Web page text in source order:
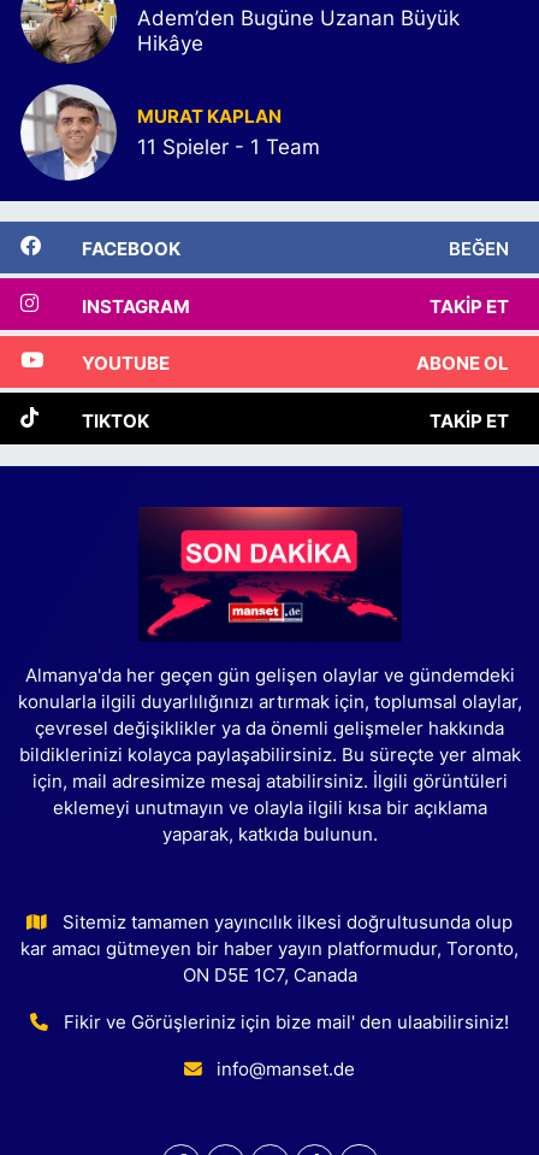
Adem’den Bugüne Uzanan Büyük
Hikâye
MURAT KAPLAN
11 Spieler - 1 Team
FACEBOOK BEĞEN
INSTAGRAM TAKIP ET
YOUTUBE ABONE OL
TIKTOK TAKIP ET
Almanya'da her geçen gün gelişen olaylar ve gündemdeki
konularla ilgili duyarlılığınızı artırmak için, toplumsal olaylar,
çevresel değişiklikler ya da önemli gelişmeler hakkında
bildiklerinizi kolayca paylaşabilirsiniz. Bu süreçte yer almak
için, mail adresimize mesaj atabilirsiniz. İlgili görüntüleri
eklemeyi unutmayın ve olayla ilgili kısa bir açıklama
yaparak, katkıda bulunun.
Sitemiz tamamen yayıncılık ilkesi doğrultusunda olup
kar amacı gütmeyen bir haber yayın platformudur, Toronto,
ON D5E 1C7, Canada
Fikir ve Görüşleriniz için bize mail' den ulaabilirsiniz!
info@manset.de